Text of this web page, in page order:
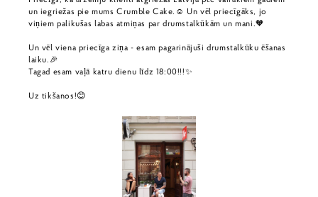
un iegriežas pie mums Crumble Cake.☺️ Un vēl priecīgāks, jo
viņiem palikušas labas atmiņas par drumstalkūkām un mani.🧡
Un vēl viena priecīga ziņa - esam pagarinājuši drumstalkūku ēšanas
laiku.🎉
Tagad esam vaļā katru dienu līdz 18:00!!!✨
Uz tikšanos!😊